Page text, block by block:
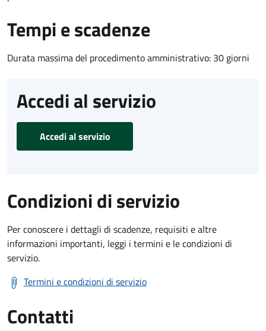
Tempi e scadenze
Durata massima del procedimento amministrativo: 30 giorni
Accedi al servizio
Accedi al servizio
Condizioni di servizio
Per conoscere i dettagli di scadenze, requisiti e altre
informazioni importanti, leggi i termini e le condizioni di
servizio.
Termini e condizioni di servizio
Contatti